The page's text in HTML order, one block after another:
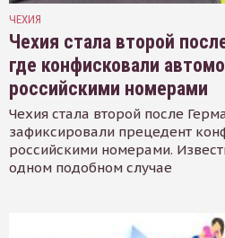
ЧЕХИЯ
Чехия стала второй
где конфисковали
российскими номерами
Чехия стала второй после
зафиксировали прецедент
российскими номерами.
одном подобном случае